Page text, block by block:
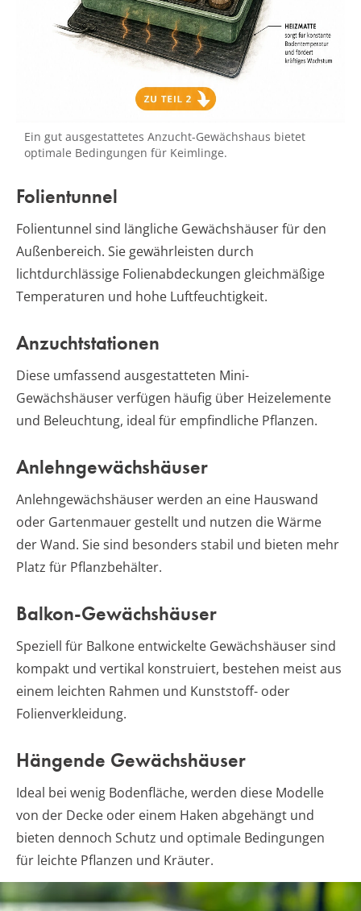
Ein gut ausgestattetes Anzucht-Gewächshaus bietet
optimale Bedingungen für Keimlinge.
Folientunnel
Folientunnel sind längliche Gewächshäuser für den
Außenbereich. Sie gewährleisten durch
lichtdurchlässige Folienabdeckungen gleichmäßige
Temperaturen und hohe Luftfeuchtigkeit.
Anzuchtstationen
Diese umfassend ausgestatteten Mini-
Gewächshäuser verfügen häufig über Heizelemente
und Beleuchtung, ideal für empfindliche Pflanzen.
Anlehngewächshäuser
Anlehngewächshäuser werden an eine Hauswand
oder Gartenmauer gestellt und nutzen die Wärme
der Wand. Sie sind besonders stabil und bieten mehr
Platz für Pflanzbehälter.
Balkon-Gewächshäuser
Speziell für Balkone entwickelte Gewächshäuser sind
kompakt und vertikal konstruiert, bestehen meist aus
einem leichten Rahmen und Kunststoff- oder
Folienverkleidung.
Hängende Gewächshäuser
Ideal bei wenig Bodenfläche, werden diese Modelle
von der Decke oder einem Haken abgehängt und
bieten dennoch Schutz und optimale Bedingungen
für leichte Pflanzen und Kräuter.